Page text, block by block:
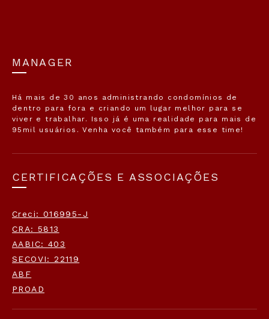
MANAGER
Há mais de 30 anos administrando condomínios de
dentro para fora e criando um lugar melhor para se
viver e trabalhar. Isso já é uma realidade para mais de
95mil usuários. Venha você também para esse time!
CERTIFICAÇÕES E ASSOCIAÇÕES
Creci: 016995-J
CRA: 5813
AABIC: 403
SECOVI: 22119
ABF
PROAD